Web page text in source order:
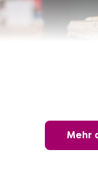
Online Sushi
perfekte Maki-Mehr